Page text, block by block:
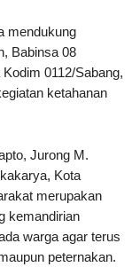
mendukung
Babinsa 08
0112/Sabang,
ketahanan
Jurong M.
Kota
merupakan
kemandirian
warga agar terus
peternakan.